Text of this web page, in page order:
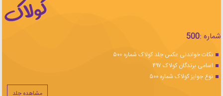
شماره :500
نکات خواندنی عکس جلد کولاک شماره ۵۰۰
اسامی برندگان کولاک ۴۹۷
نوع جوایز کولاک شماره ۵۰۰
مشاهده جلد